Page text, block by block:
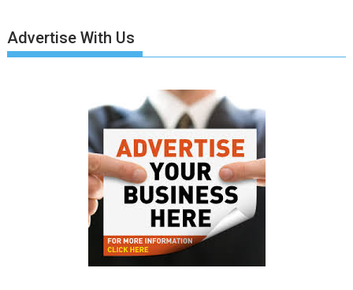
Advertise With Us